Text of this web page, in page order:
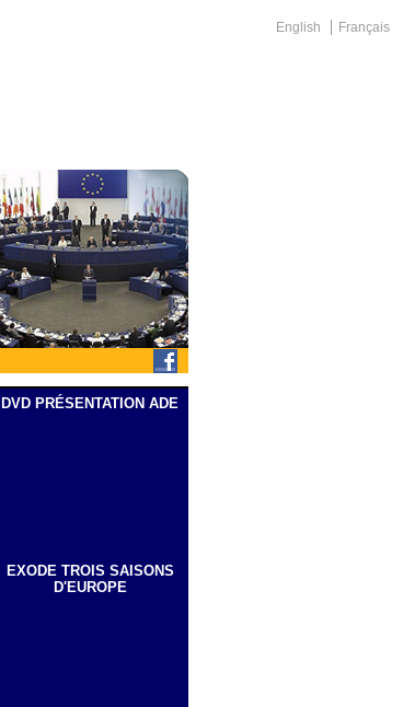
English Français
DVD PRÉSENTATION ADE
EXODE TROIS SAISONS
D'EUROPE